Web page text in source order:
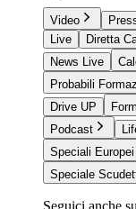
Video
Live
Diretta
News Live
Probabili
Drive UP
Podcast
Speciali Europei
Speciale
Seguici anche su